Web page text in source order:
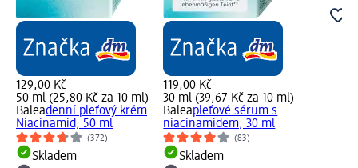
129,00 Kč
50 ml (25,80 Kč za 10 ml)
Baleadenní pleťový krém
Niacinamid, 50 ml
(372)
Skladem
119,00 Kč
30 ml (39,67 Kč za 10 ml)
Baleapleťové sérum s
niacinamidem, 30 ml
(83)
Skladem